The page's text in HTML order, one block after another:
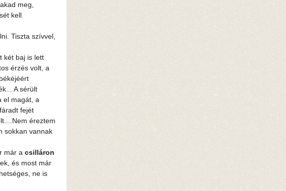
meg,
kell
Tiszta szívvel,
két baj is lett
érzés volt, a
A sérült
el magát, a
fejét
éreztem
sokkan vannak
már a csilláron
és most már
ne is